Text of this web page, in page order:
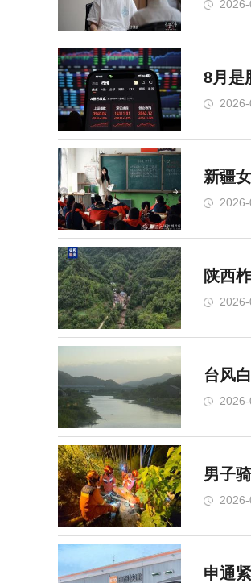
8月是
新疆
陕西
台风
男子
申通